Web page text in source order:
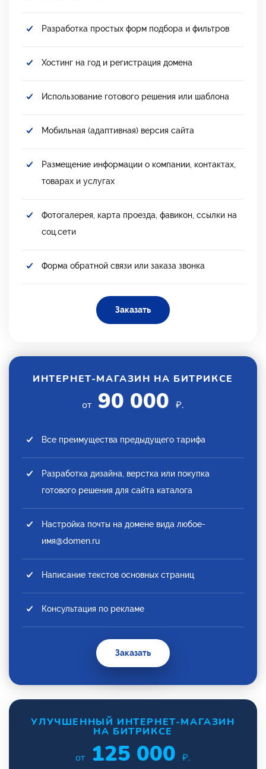
Разработка простых форм подбора и фильтров
Хостинг на год и регистрация домена
Использование готового решения или шаблона
Мобильная (адаптивная) версия сайта
Размещение информации о компании, контактах,
товарах и услугах
Фотогалерея, карта проезда, фавикон, ссылки на
соц.сети
Форма обратной связи или заказа звонка
Заказать
ИНТЕРНЕТ-МАГАЗИН НА БИТРИКСЕ
от 90 000 ₽.
Все преимущества предыдущего тарифа
Разработка дизайна, верстка или покупка
готового решения для сайта каталога
Настройка почты на домене вида любое-
имя@domen.ru
Написание текстов основных страниц
Консультация по рекламе
Заказать
УЛУЧШЕННЫЙ ИНТЕРНЕТ-МАГАЗИН
НА БИТРИКСЕ
от 125 000 ₽.